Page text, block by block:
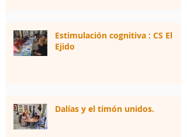
Estimulación cognitiva : CS El
Ejido
Dalías y el timón unidos.